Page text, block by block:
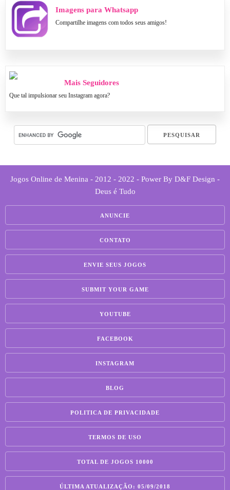
Imagens para Whatsapp
Compartilhe imagens com todos seus amigos!
Mais Seguidores
Que tal impulsionar seu Instagram agora?
Jogos Online de Menina - 2012 - 2022 - Power By D&F Design -
Deus é Tudo
ANUNCIE
CONTATO
ENVIE SEUS JOGOS
SUBMIT YOUR GAME
YOUTUBE
FACEBOOK
INSTAGRAM
BLOG
POLITICA DE PRIVACIDADE
TERMOS DE USO
TOTAL DE JOGOS 10000
ÚLTIMA ATUALIZAÇÃO: 05/09/2018